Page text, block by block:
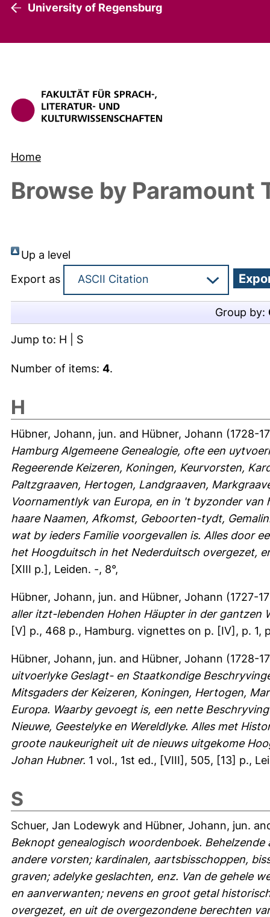
University of Regensburg
Home
Browse by Paramount
Up a level
Export as
Group by:
Jump to: H S
Number of items: 4.
H
Hübner, Johann, jun. and Hübner, Johann (1728-
Hamburg Algemeene Genealogie, ofte een
Regeerende Keizeren, Koningen, Keurvorsten,
Paltzgraaven, Hertogen, Landgraaven,
Voornamentlyk van Europa, en in 't byzonder van
haare Naamen, Afkomst, Geboorten-tydt,
wat by ieders Familie voorgevallen is. Alles door
het Hoogduitsch in het Nederduitsch overgezet,
[XIII p.], Leiden. -, 8°,
Hübner, Johann, jun. and Hübner, Johann (1727-
aller itzt-lebenden Hohen Häupter in der gantzen
[V] p., 468 p., Hamburg. vignettes on p. [IV], p. 1,
Hübner, Johann, jun. and Hübner, Johann (1728-
uitvoerlyke Geslagt- en Staatkondige
Mitsgaders der Keizeren, Koningen, Hertogen,
Europa. Waarby gevoegt is, een nette
Nieuwe, Geestelyke en Wereldlyke. Alles met
groote naukeurigheit uit de nieuws uitgekome
Johan Hubner. 1 vol., 1st ed., [VIII], 505, [13] p.,
S
Schuer, Jan Lodewyk and Hübner, Johann, jun.
Beknopt genealogisch woordenboek.
andere vorsten; kardinalen, aartsbisschoppen,
graven; adelyke geslachten, enz. Van de gehele
en aanverwanten; nevens en groot getal
overgezet, en uit de overgezondene berechten